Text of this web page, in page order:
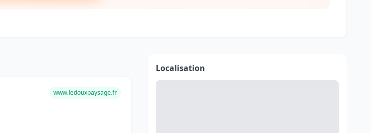
www.ledouxpaysage.fr
Localisation